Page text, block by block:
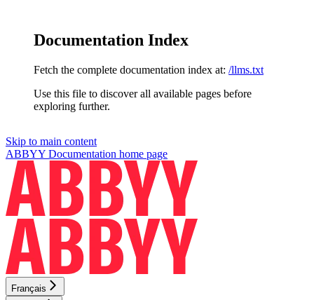
Documentation Index
Fetch the complete documentation index at: /llms.txt
Use this file to discover all available pages before
exploring further.
Skip to main content
ABBYY Documentation home page
Français